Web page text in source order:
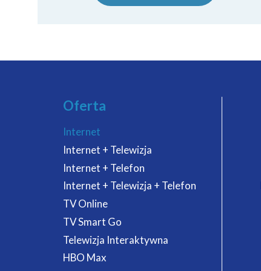
Oferta
Internet
Internet + Telewizja
Internet + Telefon
Internet + Telewizja + Telefon
TV Online
TV Smart Go
Telewizja Interaktywna
HBO Max